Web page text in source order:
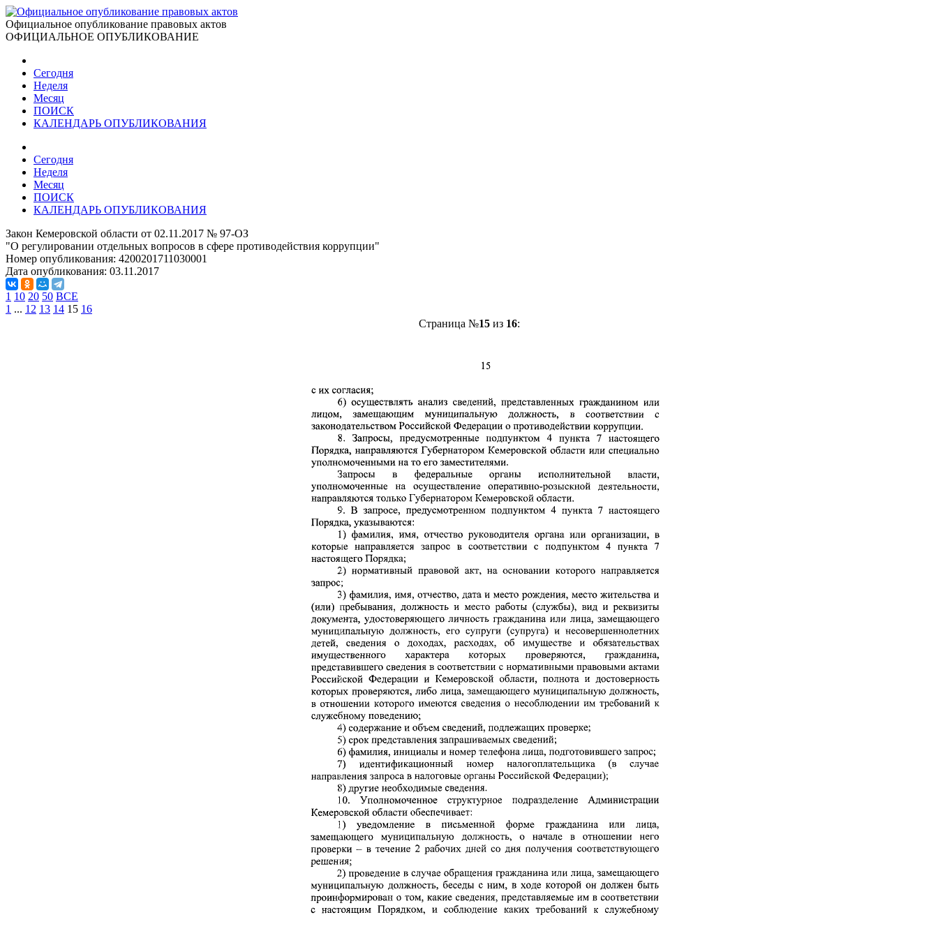
Официальное опубликование правовых актов
ОФИЦИАЛЬНОЕ ОПУБЛИКОВАНИЕ
Сегодня
Неделя
Месяц
ПОИСК
КАЛЕНДАРЬ ОПУБЛИКОВАНИЯ
Сегодня
Неделя
Месяц
ПОИСК
КАЛЕНДАРЬ ОПУБЛИКОВАНИЯ
Закон Кемеровской области от 02.11.2017 № 97-ОЗ
"О регулировании отдельных вопросов в сфере противодействия коррупции"
Номер опубликования: 4200201711030001
Дата опубликования: 03.11.2017
1 10 20 50 ВСЕ
1 ... 12 13 14 15 16
Страница №15из 16: